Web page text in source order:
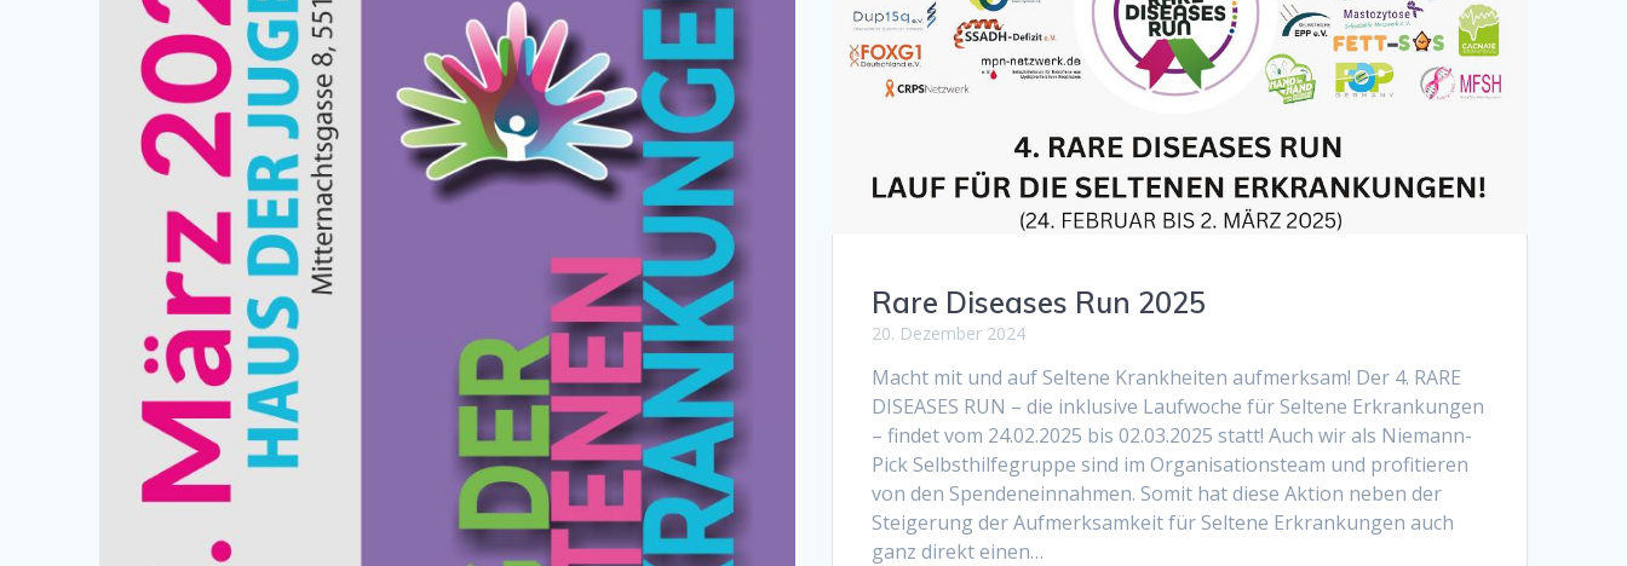
Rare Diseases Run 2025
20. Dezember 2024
Macht mit und auf Seltene Krankheiten aufmerksam! Der 4. RARE
DISEASES RUN – die inklusive Laufwoche für Seltene Erkrankungen
– findet vom 24.02.2025 bis 02.03.2025 statt! Auch wir als Niemann-
Pick Selbsthilfegruppe sind im Organisationsteam und profitieren
von den Spendeneinnahmen. Somit hat diese Aktion neben der
Steigerung der Aufmerksamkeit für Seltene Erkrankungen auch
ganz direkt einen…